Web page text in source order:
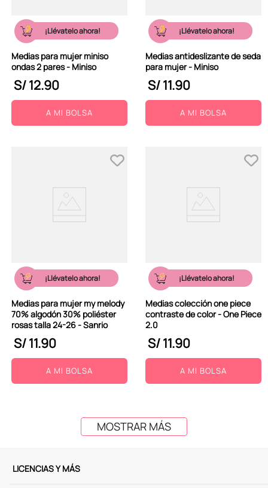
¡Llévatelo ahora!
Medias para mujer miniso
ondas 2 pares - Miniso
S/12.90
A MI BOLSA
¡Llévatelo ahora!
Medias antideslizante de seda
para mujer - Miniso
S/11.90
A MI BOLSA
¡Llévatelo ahora!
Medias para mujer my melody
70% algodón 30% poliéster
rosas talla 24-26 - Sanrio
S/11.90
A MI BOLSA
¡Llévatelo ahora!
Medias colección one piece
contraste de color - One Piece
2.0
S/11.90
A MI BOLSA
MOSTRAR MÁS
LICENCIAS Y MÁS